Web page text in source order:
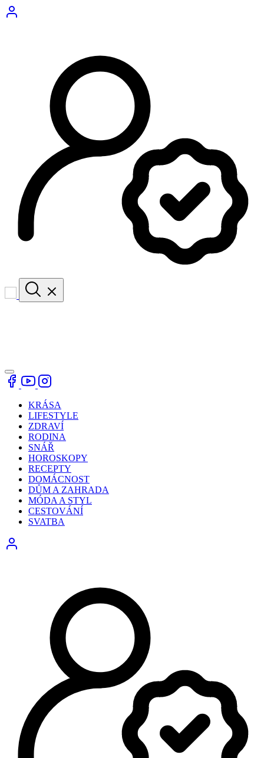
KRÁSA
LIFESTYLE
ZDRAVÍ
RODINA
SNÁŘ
HOROSKOPY
RECEPTY
DOMÁCNOST
DŮM A ZAHRADA
MÓDA A STYL
CESTOVÁNÍ
SVATBA